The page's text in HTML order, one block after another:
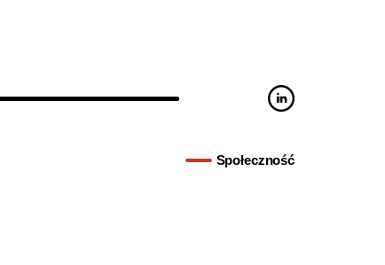
Społeczność